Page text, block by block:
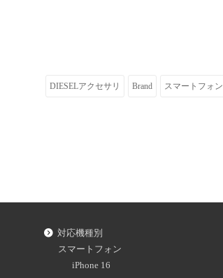
DIESELアクセサリ Brand スマートフォン
対応機種別
スマートフォン
iPhone 16